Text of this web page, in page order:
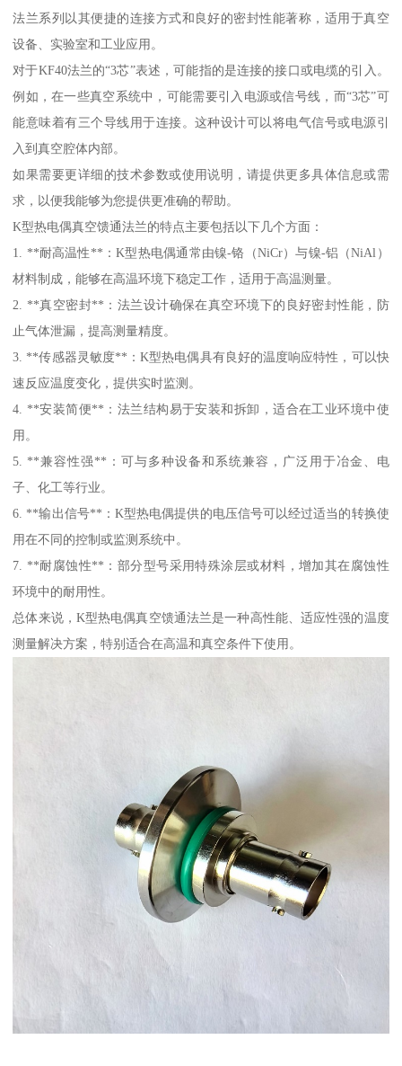
法兰系列以其便捷的连接方式和良好的密封性能著称，适用于真空
设备、实验室和工业应用。
对于KF40法兰的“3芯”表述，可能指的是连接的接口或电缆的引入。
例如，在一些真空系统中，可能需要引入电源或信号线，而“3芯”可
能意味着有三个导线用于连接。这种设计可以将电气信号或电源引
入到真空腔体内部。
如果需要更详细的技术参数或使用说明，请提供更多具体信息或需
求，以便我能够为您提供更准确的帮助。
K型热电偶真空馈通法兰的特点主要包括以下几个方面：
1. **耐高温性**：K型热电偶通常由镍-铬（NiCr）与镍-铝（NiAl）
材料制成，能够在高温环境下稳定工作，适用于高温测量。
2. **真空密封**：法兰设计确保在真空环境下的良好密封性能，防
止气体泄漏，提高测量精度。
3. **传感器灵敏度**：K型热电偶具有良好的温度响应特性，可以快
速反应温度变化，提供实时监测。
4. **安装简便**：法兰结构易于安装和拆卸，适合在工业环境中使
用。
5. **兼容性强**：可与多种设备和系统兼容，广泛用于冶金、电
子、化工等行业。
6. **输出信号**：K型热电偶提供的电压信号可以经过适当的转换使
用在不同的控制或监测系统中。
7. **耐腐蚀性**：部分型号采用特殊涂层或材料，增加其在腐蚀性
环境中的耐用性。
总体来说，K型热电偶真空馈通法兰是一种高性能、适应性强的温度
测量解决方案，特别适合在高温和真空条件下使用。